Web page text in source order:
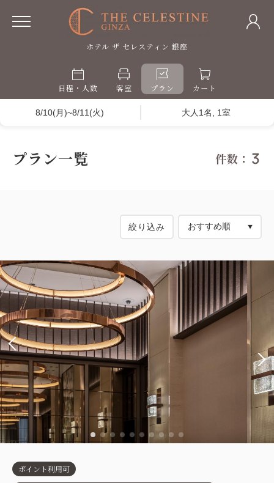
ホテル ザ セレスティン 銀座
日程・人数 客室 プラン カート
8/10(月)~8/11(火) 大人1名, 1室
プラン一覧 件数： 3
絞り込み
ポイント利用可